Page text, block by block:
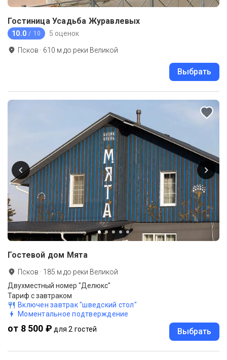
Гостиница Усадьба Журавлевых
10.0 / 10 5 оценок
Псков · 610 м до реки Великой
Выбрать
Гостевой дом Мята
Псков · 185 м до реки Великой
Двухместный номер "Делюкс"
Тариф с завтраком
Включен завтрак "шведский стол"
Моментальное подтверждение
от 8 500 ₽ для 2 гостей Выбрать